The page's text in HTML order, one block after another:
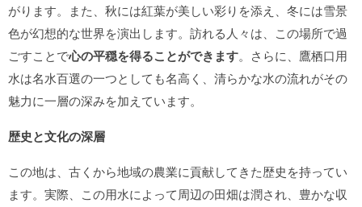
がります。また、秋には紅葉が美しい彩りを添え、冬には雪景
色が幻想的な世界を演出します。訪れる人々は、この場所で過
ごすことで心の平穏を得ることができます。さらに、鷹栖口用
水は名水百選の一つとしても名高く、清らかな水の流れがその
魅力に一層の深みを加えています。
歴史と文化の深層
この地は、古くから地域の農業に貢献してきた歴史を持ってい
ます。実際、この用水によって周辺の田畑は潤され、豊かな収